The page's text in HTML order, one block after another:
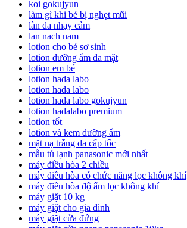
koi gokujyun
làm gì khi bé bị nghẹt mũi
làn da nhạy cảm
lan nach nam
lotion cho bé sơ sinh
lotion dưỡng ẩm da mặt
lotion em bé
lotion hada labo
lotion hada labo
lotion hada labo gokujyun
lotion hadalabo premium
lotion tốt
lotion và kem dưỡng ẩm
mặt nạ trắng da cấp tốc
mẫu tủ lạnh panasonic mới nhất
máy điều hòa 2 chiều
máy điều hòa có chức năng lọc không khí
máy điều hòa độ ẩm lọc không khí
máy giặt 10 kg
máy giặt cho gia đình
máy giặt cửa đứng